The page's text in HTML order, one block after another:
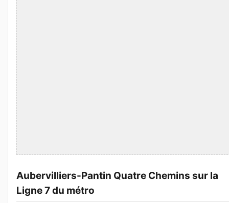
Aubervilliers-Pantin Quatre Chemins sur la
Ligne 7 du métro